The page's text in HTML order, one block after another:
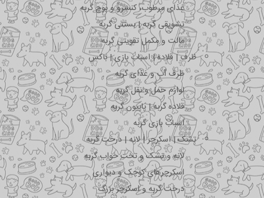
غذای مرطوب، کنسرو و پوچ گربه
تشویقی گربه | بستنی گربه
مالت و مکمل تقویتی گربه
ظرف | قلاده | اسباب بازی | باکس
ظرف آب و غذای گربه
لوازم حمل و نقل گربه
قلاده گربه | پاپیون گربه
اسباب بازی گربه
تشک | اسکرچر | لانه | درخت گربه
لانه و تشک و تخت خواب گربه
اسکرچرهای کوچک و دیواری
درخت گربه و اسکرچر بزرگ